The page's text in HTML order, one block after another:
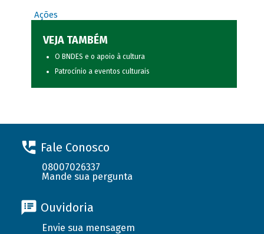
Ações
VEJA TAMBÉM
O BNDES e o apoio à cultura
Patrocínio a eventos culturais
Fale Conosco
08007026337
Mande sua pergunta
Ouvidoria
Envie sua mensagem